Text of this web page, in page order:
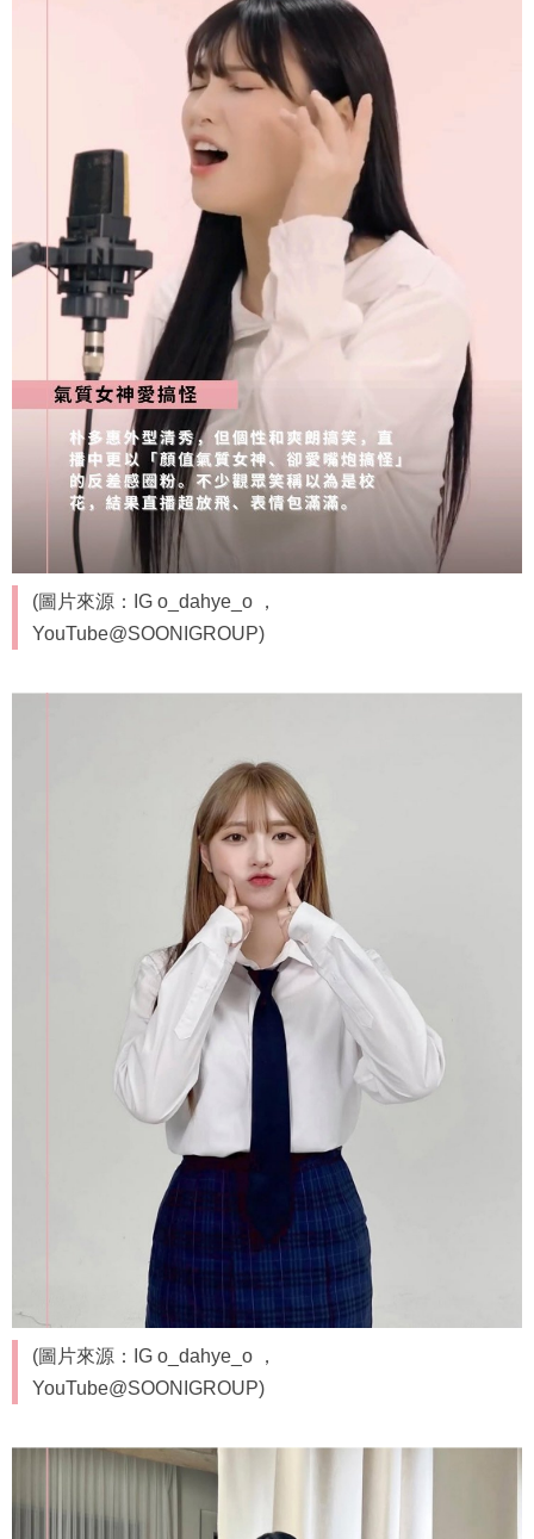
(圖片來源：IG o_dahye_o ，
YouTube@SOONIGROUP)
(圖片來源：IG o_dahye_o ，
YouTube@SOONIGROUP)